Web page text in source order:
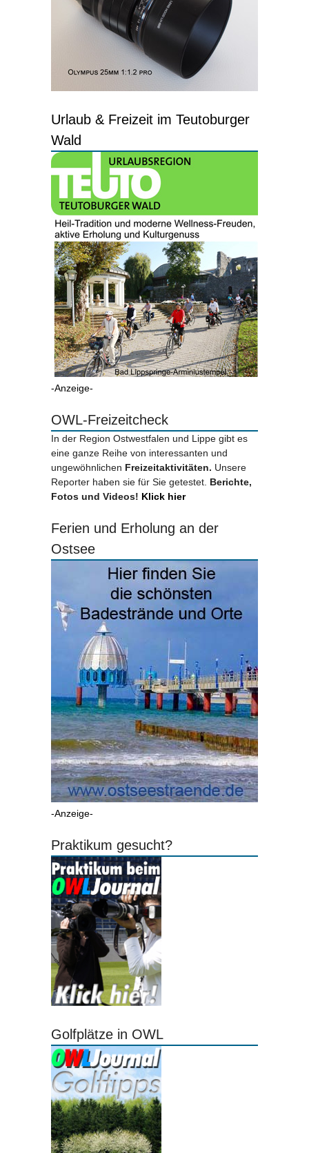
Urlaub & Freizeit im Teutoburger
Wald
-Anzeige-
OWL-Freizeitcheck
In der Region Ostwestfalen und Lippe gibt es
eine ganze Reihe von interessanten und
ungewöhnlichen Freizeitaktivitäten. Unsere
Reporter haben sie für Sie getestet. Berichte,
Fotos und Videos! Klick hier
Ferien und Erholung an der
Ostsee
-Anzeige-
Praktikum gesucht?
Golfplätze in OWL